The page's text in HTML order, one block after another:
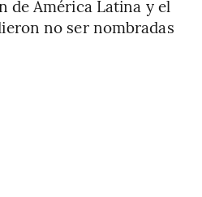
de América Latina y el
no ser nombradas